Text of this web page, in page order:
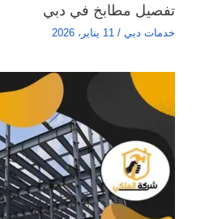
تفصيل مطابخ في دبي
خدمات دبي / 11 يناير، 2026